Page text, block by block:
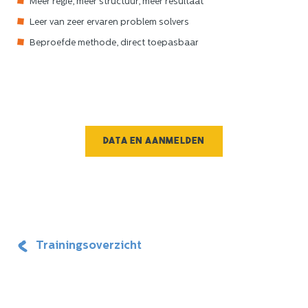
Leer van zeer ervaren problem solvers
Beproefde methode, direct toepasbaar
Data en aanmelden
Trainingsoverzicht